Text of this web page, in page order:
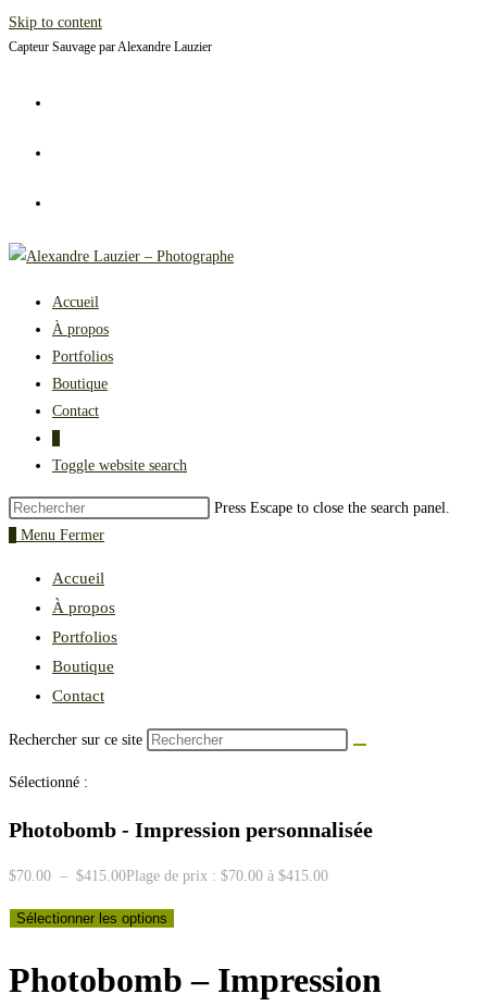
Skip to content
Capteur Sauvage par Alexandre Lauzier
Accueil
À propos
Portfolios
Boutique
Contact
Toggle website search
Press Escape to close the search panel.
Menu Fermer
Accueil
À propos
Portfolios
Boutique
Contact
Rechercher sur ce site
Sélectionné :
Photobomb - Impression personnalisée
$70.00 – $415.00Plage de prix : $70.00 à $415.00
Sélectionner les options
Photobomb – Impression